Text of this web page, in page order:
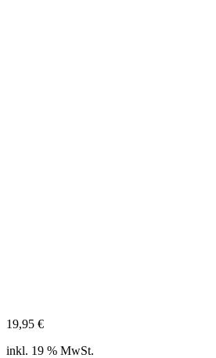
19,95 €
inkl. 19 % MwSt.